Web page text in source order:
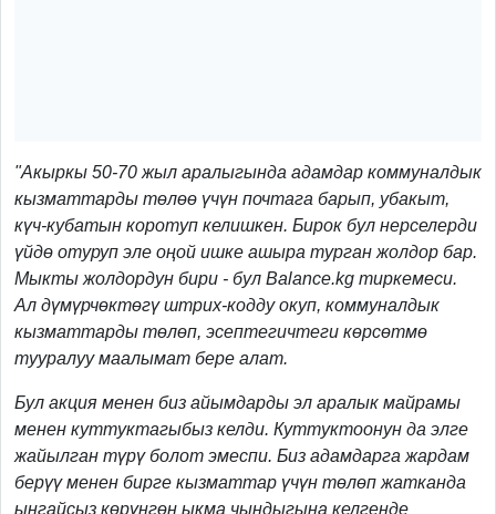
"Акыркы 50-70 жыл аралыгында адамдар коммуналдык
кызматтарды төлөө үчүн почтага барып, убакыт,
күч-кубатын коротуп келишкен. Бирок бул нерселерди
үйдө отуруп эле оңой ишке ашыра турган жолдор бар.
Мыкты жолдордун бири - бул Balance.kg тиркемеси.
Ал дүмүрчөктөгү штрих-кодду окуп, коммуналдык
кызматтарды төлөп, эсептегичтеги көрсөтмө
тууралуу маалымат бере алат.
Бул акция менен биз айымдарды эл аралык майрамы
менен куттуктагыбыз келди. Куттуктоонун да элге
жайылган түрү болот эмеспи. Биз адамдарга жардам
берүү менен бирге кызматтар үчүн төлөп жатканда
ыңгайсыз көрүнгөн ыкма чындыгына келгенде